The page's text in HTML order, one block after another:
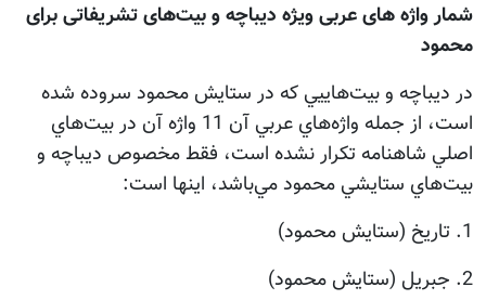
شمار واژه های عربی ویژه دیباچه و بیت‌های تشریفاتی برای
محمود
در ديباچه و بيت‌هاييي كه در ستايش محمود سروده شده
است، از جمله واژه‌هاي عربي آن 11 واژه آن در بيت‌هاي
اصلي شاهنامه تكرار نشده است، فقط مخصوص ديباچه و
بيت‌هاي ستايشي محمود مي‌باشد، اينها است:
1. تاريخ (ستايش محمود)
2. جبريل (ستايش محمود)